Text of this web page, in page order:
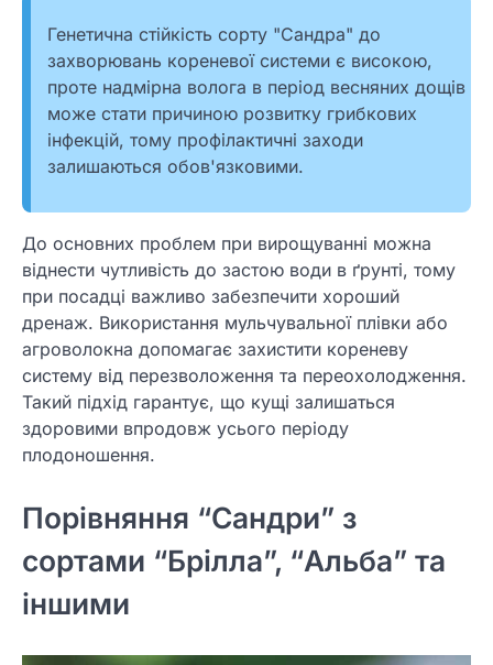
Генетична стійкість сорту "Сандра" до
захворювань кореневої системи є високою,
проте надмірна волога в період весняних дощів
може стати причиною розвитку грибкових
інфекцій, тому профілактичні заходи
залишаються обов'язковими.
До основних проблем при вирощуванні можна
віднести чутливість до застою води в ґрунті, тому
при посадці важливо забезпечити хороший
дренаж. Використання мульчувальної плівки або
агроволокна допомагає захистити кореневу
систему від перезволоження та переохолодження.
Такий підхід гарантує, що кущі залишаться
здоровими впродовж усього періоду
плодоношення.
Порівняння “Сандри” з
сортами “Брілла”, “Альба” та
іншими